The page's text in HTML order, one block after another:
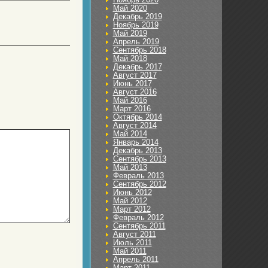
Май 2020
Декабрь 2019
Ноябрь 2019
Май 2019
Апрель 2019
Сентябрь 2018
Май 2018
Декабрь 2017
Август 2017
Июнь 2017
Август 2016
Май 2016
Март 2016
Октябрь 2014
Август 2014
Май 2014
Январь 2014
Декабрь 2013
Сентябрь 2013
Май 2013
Февраль 2013
Сентябрь 2012
Июнь 2012
Май 2012
Март 2012
Февраль 2012
Сентябрь 2011
Август 2011
Июль 2011
Май 2011
Апрель 2011